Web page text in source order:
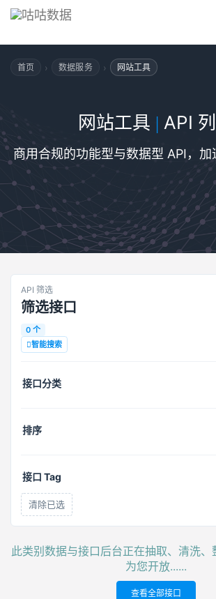
首页 › 数据服务 › 网站工具
网站工具 | API
商用合规的功能型与数据型 API，
API 筛选
筛选接口
0 个
智能搜索
接口分类
排序
接口 Tag
清除已选
此类别数据与接口后台正在抽取、清洗
为您开放......
查看全部接口